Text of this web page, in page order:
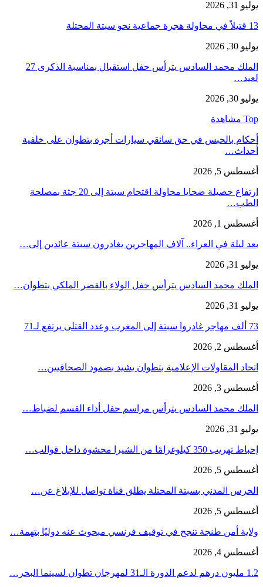
يوليو 31, 2026
13 قتيلاً في محاولة هجرة جماعية نحو سبتة المحتلة
يوليو 30, 2026
الملك محمد السادس يترأس حفل استقبال بمناسبة الذكرى 27
لعيد…
يوليو 30, 2026
Top مشاهدة
أحكام بالحبس في حق سائقي سيارات أجرة بتطوان على خلفية
أحداث…
أغسطس 5, 2026
ارتفاع حصيلة ضحايا محاولة اقتحام سبتة إلى 20 جثة بمصلحة
الطب…
أغسطس 1, 2026
بعد ليلة في العراء.. آلاف المهاجرين يغادرون سبتة عائدين إلى…
يوليو 31, 2026
الملك محمد السادس يترأس حفل الولاء بالقصر الملكي بتطوان…
يوليو 31, 2026
73 ألف مهاجر غادروا سبتة إلى المغرب وعدد القتلى يرتفع لـ71
أغسطس 2, 2026
اتحاد المقاولات الإعلامية بتطوان يشيد بصمود الصحافيين…
أغسطس 3, 2026
الملك محمد السادس يترأس مراسم حفل أداء القسم لضباط…
يوليو 31, 2026
إحباط تهريب 350 كيلوغرامًا من الشيرا محشوة داخل قوالب…
أغسطس 5, 2026
الحرس المدني بسبتة المحتلة يطلق قناة تواصل للإبلاغ عن…
أغسطس 5, 2026
ولاية أمن طنجة تنجح في توقيف فرنسي مبحوث عنه دوليًا بتهمة…
أغسطس 4, 2026
1.2 مليون درهم لدعم الدورة الـ31 لمهرجان تطوان لسينما البحر…